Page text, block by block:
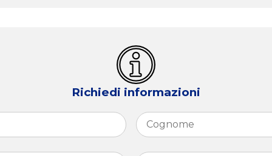
Richiedi informazioni
Nome
Telefono *